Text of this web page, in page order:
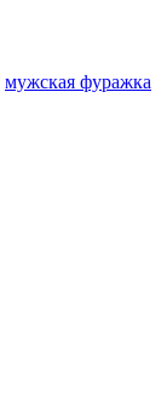
мужская фуражка